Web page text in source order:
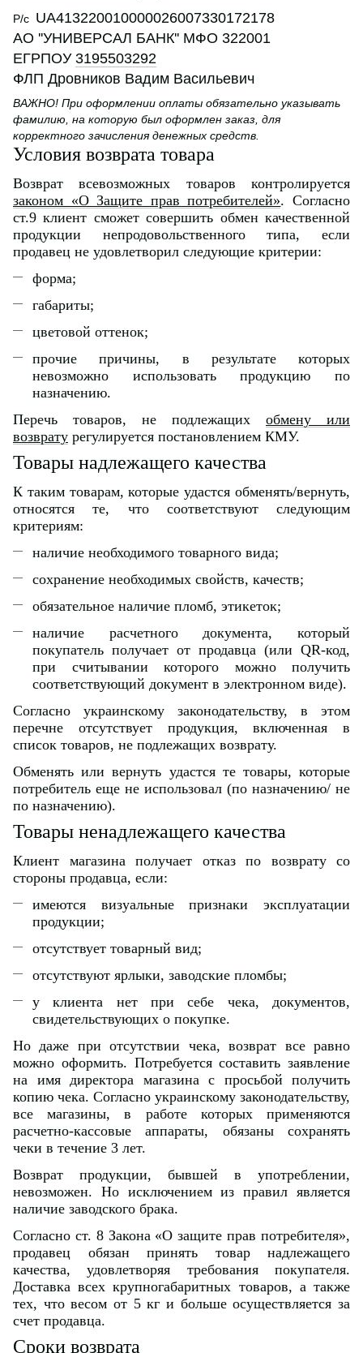
Р/с UA413220010000026007330172178
АО ''УНИВЕРСАЛ БАНК'' МФО 322001
ЕГРПОУ 3195503292
ФЛП Дровников Вадим Васильевич
ВАЖНО! При оформлении оплаты обязательно указывать
фамилию, на которую был оформлен заказ, для
корректного зачисления денежных средств.
Условия возврата товара
Возврат всевозможных товаров контролируется
законом «О Защите прав потребителей». Согласно
ст.9 клиент сможет совершить обмен качественной
продукции непродовольственного типа, если
продавец не удовлетворил следующие критерии:
форма;
габариты;
цветовой оттенок;
прочие причины, в результате которых
невозможно использовать продукцию по
назначению.
Перечь товаров, не подлежащих обмену или
возврату регулируется постановлением КМУ.
Товары надлежащего качества
К таким товарам, которые удастся обменять/вернуть,
относятся те, что соответствуют следующим
критериям:
наличие необходимого товарного вида;
сохранение необходимых свойств, качеств;
обязательное наличие пломб, этикеток;
наличие расчетного документа, который
покупатель получает от продавца (или QR-код,
при считывании которого можно получить
соответствующий документ в электронном виде).
Согласно украинскому законодательству, в этом
перечне отсутствует продукция, включенная в
список товаров, не подлежащих возврату.
Обменять или вернуть удастся те товары, которые
потребитель еще не использовал (по назначению/ не
по назначению).
Товары ненадлежащего качества
Клиент магазина получает отказ по возврату со
стороны продавца, если:
имеются визуальные признаки эксплуатации
продукции;
отсутствует товарный вид;
отсутствуют ярлыки, заводские пломбы;
у клиента нет при себе чека, документов,
свидетельствующих о покупке.
Но даже при отсутствии чека, возврат все равно
можно оформить. Потребуется составить заявление
на имя директора магазина с просьбой получить
копию чека. Согласно украинскому законодательству,
все магазины, в работе которых применяются
расчетно-кассовые аппараты, обязаны сохранять
чеки в течение 3 лет.
Возврат продукции, бывшей в употреблении,
невозможен. Но исключением из правил является
наличие заводского брака.
Согласно ст. 8 Закона «О защите прав потребителя»,
продавец обязан принять товар надлежащего
качества, удовлетворяя требования покупателя.
Доставка всех крупногабаритных товаров, а также
тех, что весом от 5 кг и больше осуществляется за
счет продавца.
Сроки возврата